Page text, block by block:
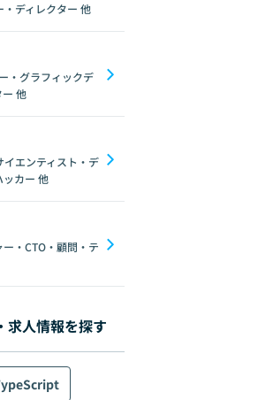
ディレクター 他
・グラフィックデ
他
エンティスト・デ
ッカー 他
・CTO・顧問・テ
求人情報を探す